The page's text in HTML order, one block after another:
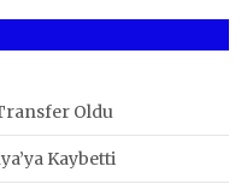
Oldu
Kaybetti